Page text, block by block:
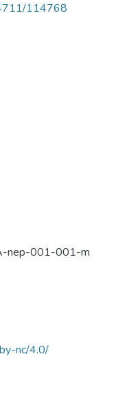
114768
001-001-m
nc/4.0/